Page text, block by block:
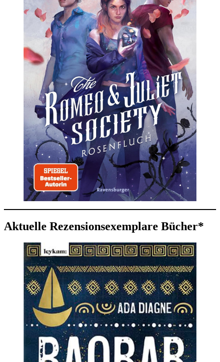
Aktuelle Rezensionsexemplare Bücher*